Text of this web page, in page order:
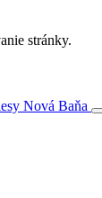
stránky.